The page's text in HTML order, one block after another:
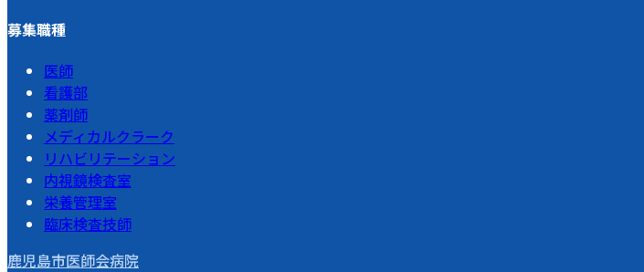
募集職種
医師
看護部
薬剤師
メディカルクラーク
リハビリテーション
内視鏡検査室
栄養管理室
臨床検査技師
鹿児島市医師会病院